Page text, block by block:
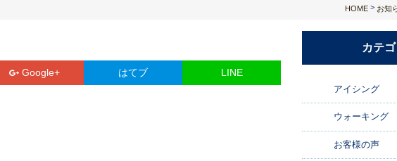
HOME > お知
Google+ はてブ LINE
カテ
アイシング
ウォーキング
お客様の声